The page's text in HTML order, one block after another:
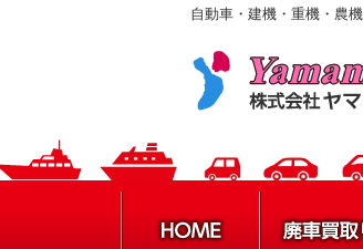
自動車・建機・重機・農